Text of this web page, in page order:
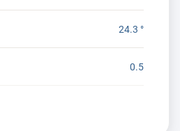
24.3 °
0.5